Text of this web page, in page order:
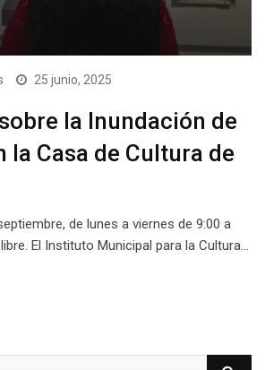
25 junio, 2025
la Inundación de
la Casa de Cultura de
de lunes a viernes de 9:00 a
El Instituto Municipal para la Cultura…